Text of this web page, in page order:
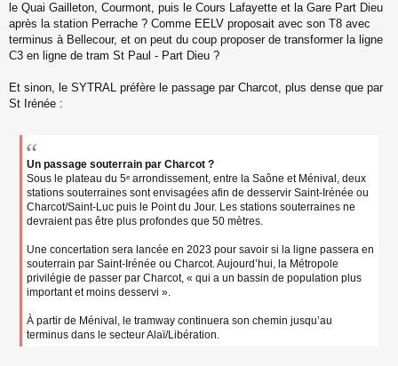
s
s
g
e
o
n
le Quai Gailleton, Courmont, puis le Cours Lafayette et la Gare Part Dieu
après la station Perrache ? Comme EELV proposait avec son T8 avec
terminus à Bellecour, et on peut du coup proposer de transformer la ligne
C3 en ligne de tram St Paul - Part Dieu ?
Et sinon, le SYTRAL préfère le passage par Charcot, plus dense que par
St Irénée :
Un passage souterrain par Charcot ?
Sous le plateau du 5ᵉ arrondissement, entre la Saône et Ménival, deux
stations souterraines sont envisagées afin de desservir Saint-Irénée ou
Charcot/Saint-Luc puis le Point du Jour. Les stations souterraines ne
devraient pas être plus profondes que 50 mètres.
Une concertation sera lancée en 2023 pour savoir si la ligne passera en
souterrain par Saint-Irénée ou Charcot. Aujourd’hui, la Métropole
privilégie de passer par Charcot, « qui a un bassin de population plus
important et moins desservi ».
À partir de Ménival, le tramway continuera son chemin jusqu’au
terminus dans le secteur Alaï/Libération.